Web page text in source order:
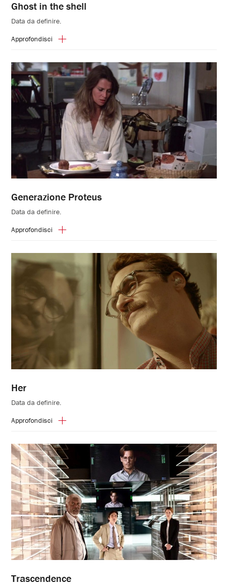
Ghost in the shell
Data da definire.
Approfondisci
Generazione Proteus
Data da definire.
Approfondisci
Her
Data da definire.
Approfondisci
Trascendence